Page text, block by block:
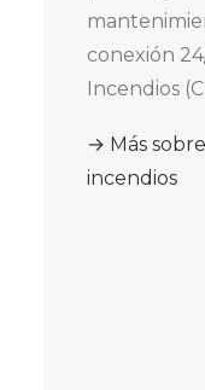
conexión
Incendios
→ Más
incendios